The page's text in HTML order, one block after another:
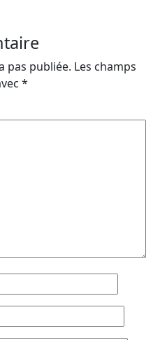
pas publiée. Les champs
*